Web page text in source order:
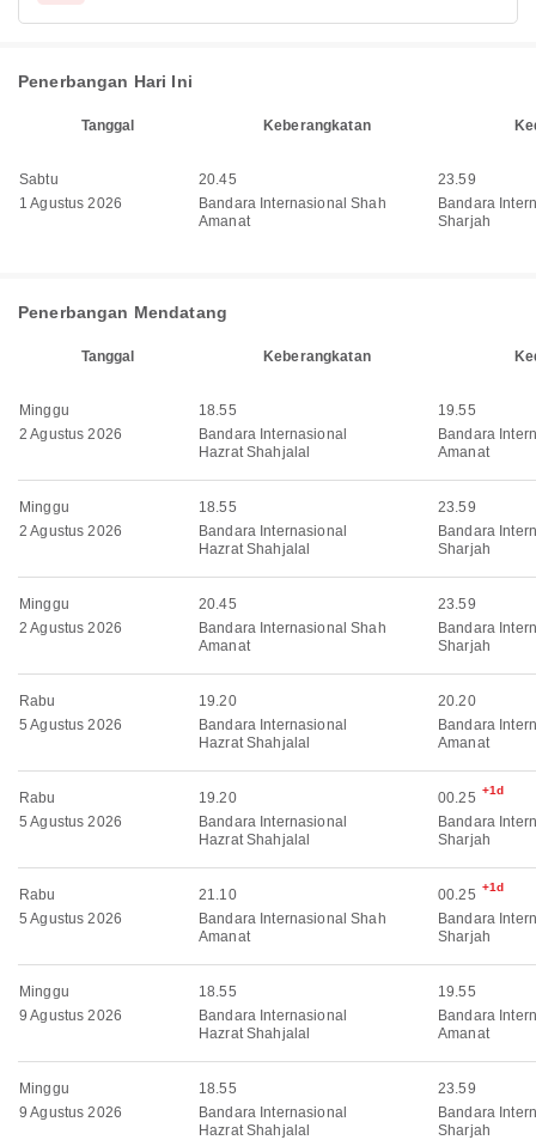
Penerbangan Hari Ini
Tanggal Keberangkatan
Sabtu
1 Agustus 2026
20.45
Bandara Internasional Shah
Amanat
23.59
Bandara
Sharjah
Penerbangan Mendatang
Tanggal Keberangkatan
Minggu
2 Agustus 2026
18.55
Bandara Internasional
Hazrat Shahjalal
19.55
Bandara
Amanat
Minggu
2 Agustus 2026
18.55
Bandara Internasional
Hazrat Shahjalal
23.59
Bandara
Sharjah
Minggu
2 Agustus 2026
20.45
Bandara Internasional Shah
Amanat
23.59
Bandara
Sharjah
Rabu
5 Agustus 2026
19.20
Bandara Internasional
Hazrat Shahjalal
20.20
Bandara
Amanat
Rabu
5 Agustus 2026
19.20
Bandara Internasional
Hazrat Shahjalal
00.25 +1d
Bandara
Sharjah
Rabu
5 Agustus 2026
21.10
Bandara Internasional Shah
Amanat
00.25 +1d
Bandara
Sharjah
Minggu
9 Agustus 2026
18.55
Bandara Internasional
Hazrat Shahjalal
19.55
Bandara
Amanat
Minggu
9 Agustus 2026
18.55
Bandara Internasional
Hazrat Shahjalal
23.59
Bandara
Sharjah